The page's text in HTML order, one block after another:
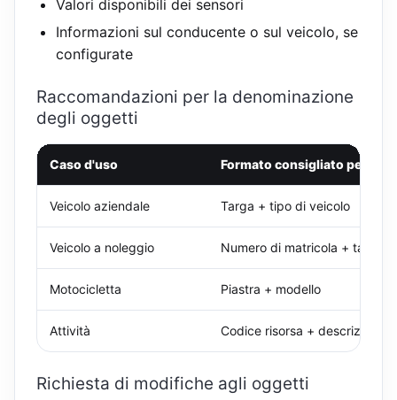
Valori disponibili dei sensori
Informazioni sul conducente o sul veicolo, se
configurate
Raccomandazioni per la denominazione
degli oggetti
Caso d'uso Formato consigliato per i
Veicolo aziendale Targa + tipo di veicolo
Veicolo a noleggio Numero di matricola + targa
Motocicletta Piastra + modello
Attività Codice risorsa + descrizione
Richiesta di modifiche agli oggetti